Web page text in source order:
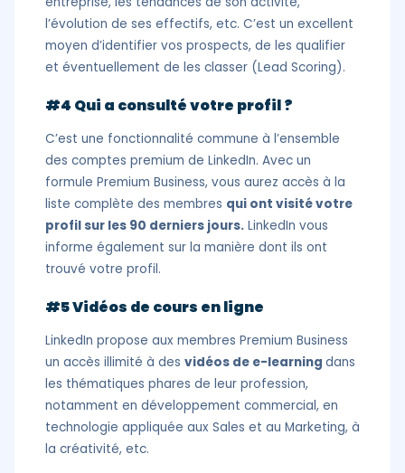
l’évolution de ses effectifs, etc. C’est un excellent
moyen d’identifier vos prospects, de les qualifier
et éventuellement de les classer (Lead Scoring).
#4 Qui a consulté votre profil ?
C’est une fonctionnalité commune à l’ensemble
des comptes premium de LinkedIn. Avec un
formule Premium Business, vous aurez accès à la
liste complète des membres qui ont visité votre
profil sur les 90 derniers jours. LinkedIn vous
informe également sur la manière dont ils ont
trouvé votre profil.
#5 Vidéos de cours en ligne
LinkedIn propose aux membres Premium Business
un accès illimité à des vidéos de e-learning dans
les thématiques phares de leur profession,
notamment en développement commercial, en
technologie appliquée aux Sales et au Marketing, à
la créativité, etc.